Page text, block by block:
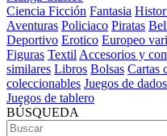
Ciencia Ficción Fantasia
Aventuras Policiaco Piratas
Deportivo Erotico Europeo
Figuras Textil Accesorios y
similares Libros Bolsas Cartas
coleccionables Juegos de dados
Juegos de tablero
BÚSQUEDA